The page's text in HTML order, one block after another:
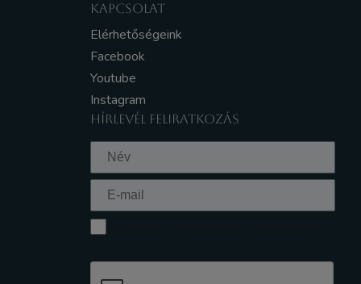
KAPCSOLAT
Elérhetőségeink
Facebook
Youtube
Instagram
HÍRLEVÉL FELIRATKOZÁS